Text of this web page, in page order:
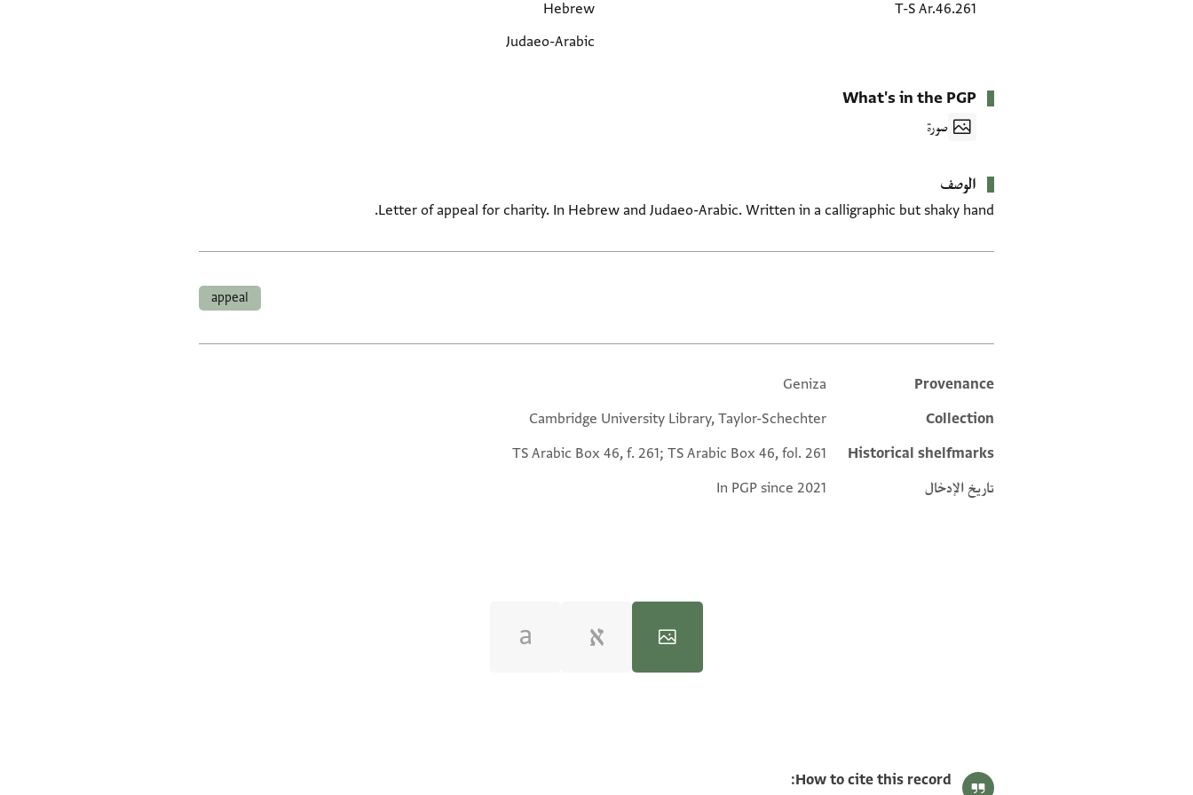
T-S Ar.46.261
Hebrew
Judaeo-Arabic
What's in the PGP
صورة
الوصف
Letter of appeal for charity. In Hebrew and Judaeo-Arabic. Written in a calligraphic but shaky hand.
appeal
Additional metadata
Provenance
Geniza
Collection
Cambridge University Library, Taylor-Schechter
Historical shelfmarks
TS Arabic Box 46, f. 261; TS Arabic Box 46, fol. 261
تاريخ الإدخال
In PGP since 2021
How to cite this record: